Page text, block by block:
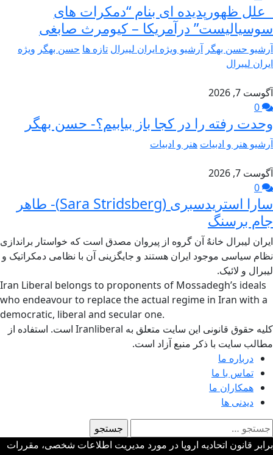
علل ظهورپدیده ای بنام “دمکرات های
سوسیالیست” درآمریکا – کیومرث صابغی
آرشیو حسن بهگر آرشیو ویژه ایران لیبرال تازه ها حسن بهگر ویژه
ایران لیبرال
آگوست 7, 2026
وحدت رفته را در کجا باز بیابیم؟- حسن بهگر
آرشیو هنر و ادبیات هنر و ادبیات
آگوست 7, 2026
سارا استریدسبری (Sara Stridsberg)- طاهر
جام برسنگ
ایران لیبرال خانهٌ آن گروه از پیروان مصدق است که خواستار براندازی
نظام سیاسی موجود ایران هستند و جایگزینی آن با نظامی دمکراتیک و
لیبرال و لائیک.
Iran Liberal belongs to proponents of Mossadegh’s ideals
who endeavour to replace the actual regime in Iran with a
democratic, liberal and secular one.
کلیه حقوق قانونی این سایت متعلق به Iranliberal است. استفاده از
مطالب سایت با ذکر منبع آزاد است.
درباره ما
تماس با ما
همکاران ما
دیدنی ها
جستجو
برای:
برابر قانون اتحادیه اروپا در مورد مدیریت اطلاعات شخصی، مقررات